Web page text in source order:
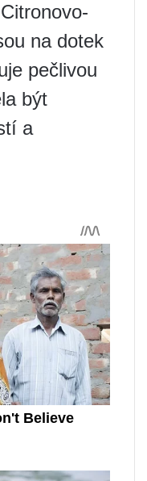
na dotek
pečlivou
být
a